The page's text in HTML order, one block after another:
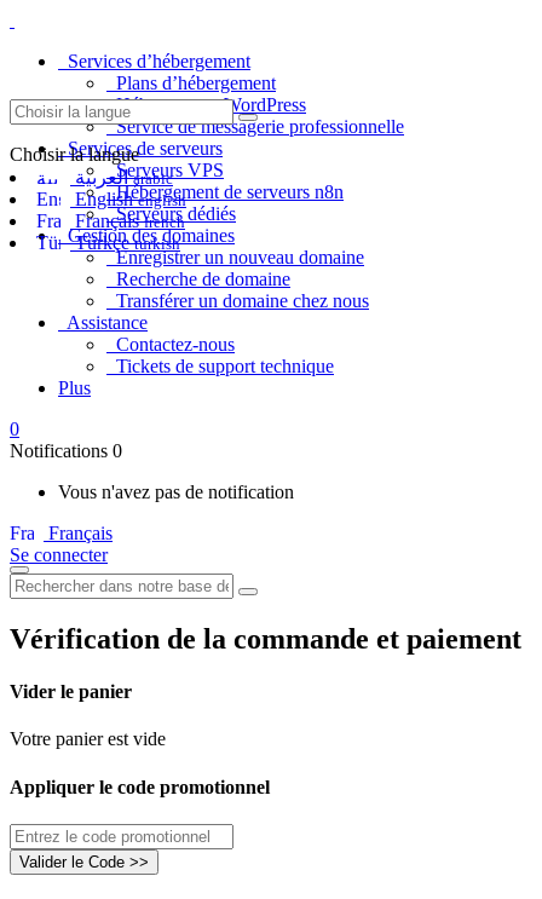
Services d’hébergement
Plans d’hébergement
Hébergement WordPress
Service de messagerie professionnelle
Services de serveurs
Serveurs VPS
Hébergement de serveurs n8n
Serveurs dédiés
Gestion des domaines
Enregistrer un nouveau domaine
Recherche de domaine
Transférer un domaine chez nous
Assistance
Contactez-nous
Tickets de support technique
Plus
0
Notifications 0
Vous n'avez pas de notification
Français
Choisir la langue
العربيةarabic
Englishenglish
Françaisfrench
Türkçeturkish
Se connecter
Vérification de la commande et paiement
Vider le panier
Votre panier est vide
Appliquer le code promotionnel
Valider le Code >>